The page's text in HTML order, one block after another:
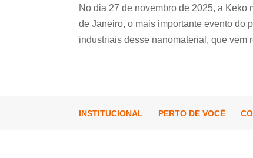
No dia 27 de novembro de 2025, a
de Janeiro, o mais importante evento do
industriais desse nanomaterial, que vem
INSTITUCIONAL PERTO DE VOCÊ